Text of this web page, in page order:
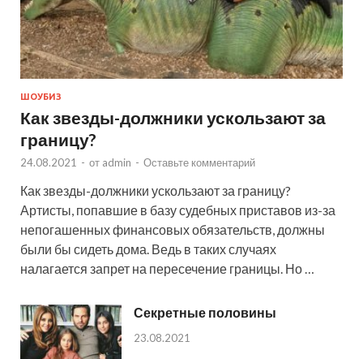
ШОУБИЗ
Как звезды-должники ускользают за
границу?
24.08.2021 - от admin - Оставьте комментарий
Как звезды-должники ускользают за границу?
Артисты, попавшие в базу судебных приставов из-за
непогашенных финансовых обязательств, должны
были бы сидеть дома. Ведь в таких случаях
налагается запрет на пересечение границы. Но …
Секретные половины
23.08.2021